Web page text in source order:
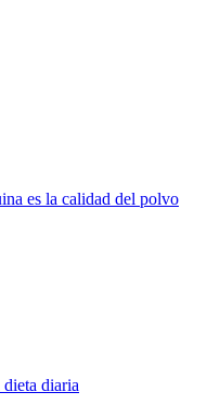
es la calidad del polvo
diaria